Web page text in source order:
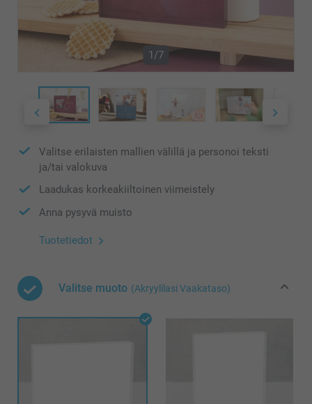
1/7
Valitse erilaisten mallien välillä ja personoi teksti
ja/tai valokuva
Laadukas korkeakiiltoinen viimeistely
Anna pysyvä muisto
Tuotetiedot
Valitse muoto (Akryylilasi Vaakataso)